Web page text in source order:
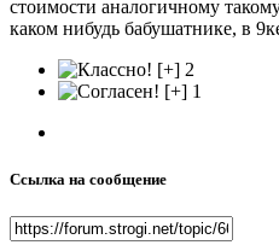
стоимости аналогичному
каком нибудь бабушатнике, в
2
1
Ссылка на сообщение